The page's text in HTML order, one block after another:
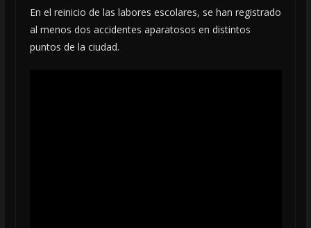
En el reinicio de las labores escolares, se han registrado
al menos dos accidentes aparatosos en distintos
puntos de la ciudad.